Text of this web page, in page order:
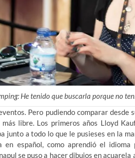
He tenido que buscarla porque no
Pero pudiendo comparar desde
libre. Los primeros años Lloyd
junto a todo lo que le pusieses en la
en español, como aprendió el
se puso a hacer dibujos en